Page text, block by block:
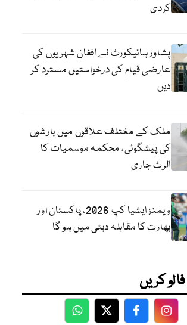
کردی
پشاور ہائیکورٹ نے افغان شہریوں کی
عارضی قیام کی درخواستیں مسترد کر
دیں
ملک کے مختلف علاقوں میں بارشوں
کی پیشگوئی، محکمہ موسمیات کا
الرٹ جاری
ویمنز ایشیا کپ 2026، پاکستان اور
بھارت کا مقابلہ دبئی میں ہو گا
کریں
WhatsApp
TwitterFacebook